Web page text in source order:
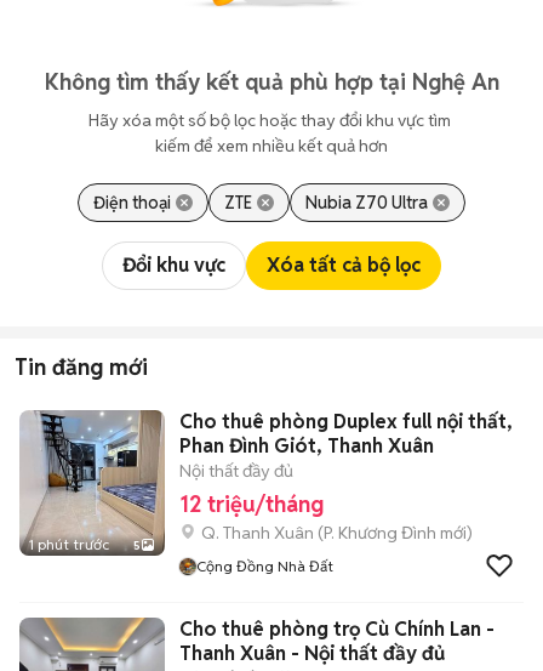
Không tìm thấy kết quả phù hợp tại Nghệ An
Hãy xóa một số bộ lọc hoặc thay đổi khu vực tìm
kiếm để xem nhiều kết quả hơn
Điện thoại ZTE Nubia Z70 Ultra
Đổi khu vực Xóa tất cả bộ lọc
Tin đăng mới
1 phút trước 5
Cho thuê phòng Duplex full nội thất,
Phan Đình Giót, Thanh Xuân
Nội thất đầy đủ
12 triệu/tháng
Q. Thanh Xuân (P. Khương Đình mới)
Cộng Đồng Nhà Đất
Cho thuê phòng trọ Cù Chính Lan -
Thanh Xuân - Nội thất đầy đủ